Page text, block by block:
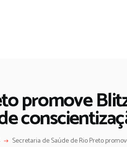
promove
Secretaria de Saúde de Rio Preto